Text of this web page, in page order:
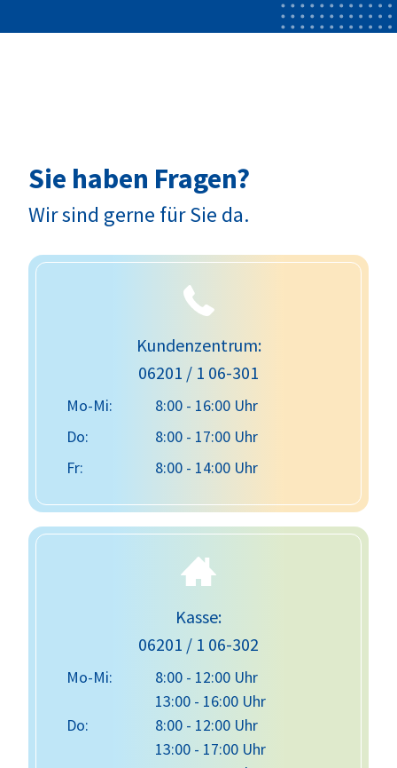
Sie haben Fragen?
Wir sind gerne für Sie da.
Kundenzentrum:
06201 / 1 06-301
Mo-Mi:
8:00 - 16:00 Uhr
Do:
8:00 - 17:00 Uhr
Fr:
8:00 - 14:00 Uhr
Kasse:
06201 / 1 06-302
Mo-Mi:
8:00 - 12:00 Uhr
13:00 - 16:00 Uhr
Do:
8:00 - 12:00 Uhr
13:00 - 17:00 Uhr